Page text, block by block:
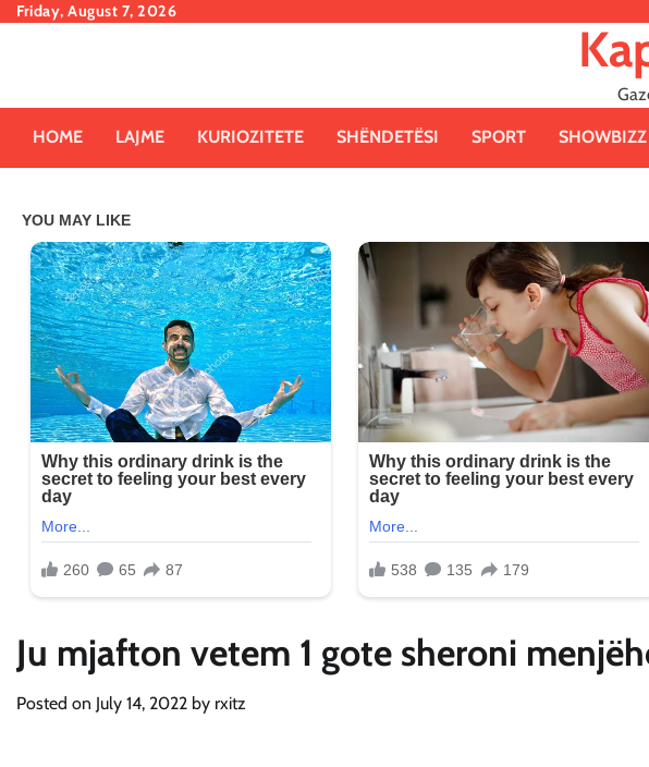
SkipFriday, August 7, 2026
HOME LAJME KURIOZITETE SHËNDETËSI SPORT SHOWBIZZ
Ju mjafton vetem 1 gote sheroni
Posted on July 14, 2022 by rxitz